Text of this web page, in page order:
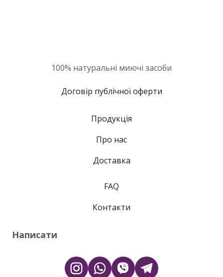
100% натуральні миючі засоби
Договір публічної оферти
Продукція
Про нас
Доставка
FAQ
Контакти
Написати